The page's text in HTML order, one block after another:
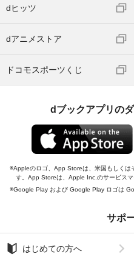
dヒッツ
dアニメストア
ドコモスポーツくじ
dブックアプリの
Appleのロゴ、App Storeは、米国もしく
す。App Storeは、Apple Inc.のサービスマ
Google Play および Google Play ロゴは
サポ
はじめての方へ